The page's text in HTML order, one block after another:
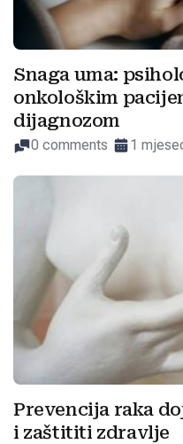
Snaga uma:
onkološkim
dijagnozom
0 comments 1
Prevencija raka
i zaštititi zdravlje